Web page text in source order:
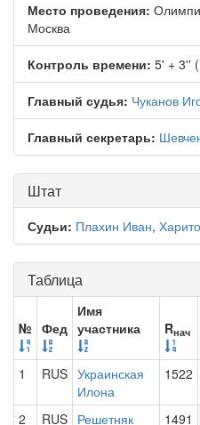
Место проведения:
Москва
Контроль времени: 5' + 3''
Главный судья: Чуканов
Главный секретарь:
Штат
Судьи: Плахин Иван,
Таблица
№ Фед
Имя
участника
Rнач
1 RUS Украинская
Илона
1522
2 RUS Решетняк
1491